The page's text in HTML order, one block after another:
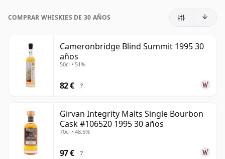
diferentes. Si la etiqueta indica 30 años (o treinta
Una vez embotellado, el whisky deja de madurar, a
diferencia del vino que sí evoluciona en botella. Por
eso, un whisky de treinta años queda fijado en el
COMPRAR WHISKIES DE 30 AÑOS
Cameronbridge Blind Summit 1995 30
años
50cl • 51%
82 € ?
Girvan Integrity Malts Single Bourbon
Cask #106520 1995 30 años
70cl • 48.5%
97 € ?